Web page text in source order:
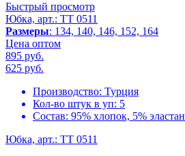
Быстрый просмотр
Юбка, арт.: TT 0511
Размеры: 134, 140, 146, 152, 164
Цена оптом
895 руб.
625 руб.
Производство: Турция
Кол-во штук в уп: 5
Состав: 95% хлопок, 5% эластан
Юбка, арт.: TT 0511